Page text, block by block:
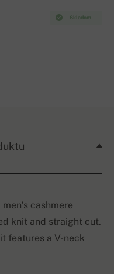
Skladom
cashmere
knit and straight cut.
features a V-neck